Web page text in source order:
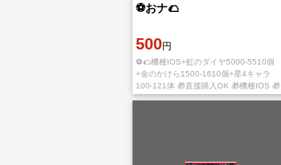
⚽おナ🌮
500円
⚽🌮機種IOS+虹のダイヤ5000-5510個
+金のかけら1500-1610個+星4キャラ
100-121体 🎁直接購入OK 🎁機種IOS 🎁
チュートリアル終了まででシングル・リ